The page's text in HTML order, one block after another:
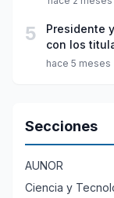
5
Presidente
con los
hace 5 meses
Secciones
AUNOR
Ciencia y